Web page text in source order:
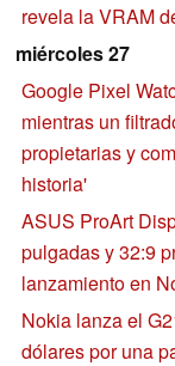
revela la VRAM
miércoles 27
Google Pixel
mientras un
propietarias y
historia'
ASUS ProArt
pulgadas y 32:9
lanzamiento en
Nokia lanza el
dólares por una